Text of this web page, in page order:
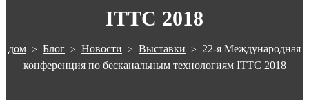
ITTC 2018
дом > Блог > Новости > Выставки > 22-я Международная
конференция по бесканальным технологиям ITTC 2018